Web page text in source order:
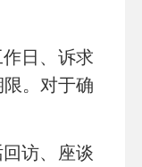
日、诉求
。对于确
访、座谈